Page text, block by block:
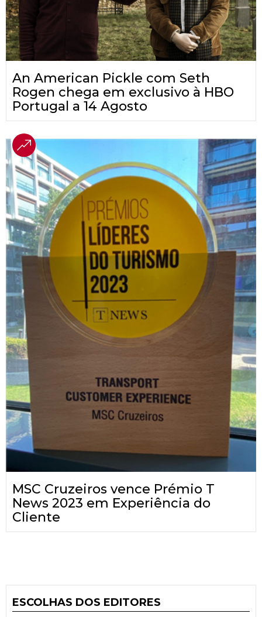
An American Pickle com Seth
Rogen chega em exclusivo à HBO
Portugal a 14 Agosto
MSC Cruzeiros vence Prémio T
News 2023 em Experiência do
Cliente
ESCOLHAS DOS EDITORES